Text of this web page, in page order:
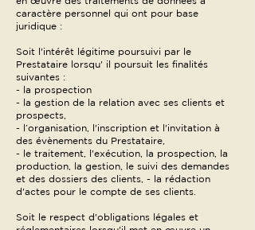
caractère personnel qui ont pour base
juridique :
Soit l'intérêt légitime poursuivi par le
Prestataire lorsqu' il poursuit les finalités
suivantes :
- la prospection
- la gestion de la relation avec ses clients et
prospects,
- l’organisation, l'inscription et l'invitation à
des évènements du Prestataire,
- le traitement, l'exécution, la prospection, la
production, la gestion, le suivi des demandes
et des dossiers des clients, - la rédaction
d'actes pour le compte de ses clients.
Soit le respect d'obligations légales et